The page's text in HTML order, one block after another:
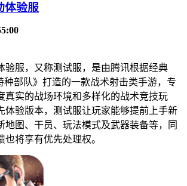
体验服
验服，又称测试服，是由腾讯根据经典
种部队》打造的一款战术射击类手游，专
真实的战场环境和多样化的战术竞技玩
体验版本，测试服让玩家能够提前上手新
地图、干员、玩法模式及武器装备等，同
也将享有优先处理权。